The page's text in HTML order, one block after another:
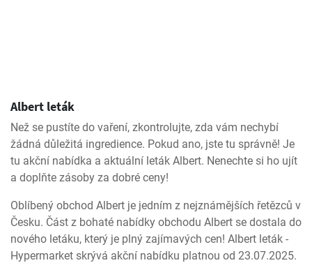
Albert leták
Než se pustíte do vaření, zkontrolujte, zda vám nechybí
žádná důležitá ingredience. Pokud ano, jste tu správně! Je
tu akční nabídka a aktuální leták Albert. Nenechte si ho ujít
a doplňte zásoby za dobré ceny!
Oblíbený obchod Albert je jedním z nejznámějších řetězců v
Česku. Část z bohaté nabídky obchodu Albert se dostala do
nového letáku, který je plný zajímavých cen! Albert leták -
Hypermarket skrývá akční nabídku platnou od 23.07.2025.